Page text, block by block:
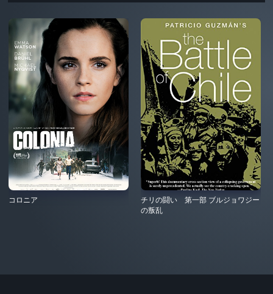
コロニア
チリの闘い 第一部 ブルジョワジー
の叛乱